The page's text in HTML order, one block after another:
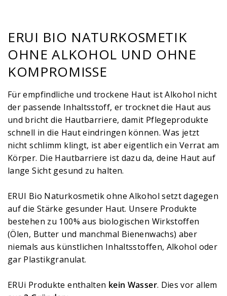
ERUI BIO NATURKOSMETIK
OHNE ALKOHOL UND OHNE
KOMPROMISSE
Für empfindliche und trockene Haut ist Alkohol nicht
der passende Inhaltsstoff, er trocknet die Haut aus
und bricht die Hautbarriere, damit Pflegeprodukte
schnell in die Haut eindringen können. Was jetzt
nicht schlimm klingt, ist aber eigentlich ein Verrat am
Körper. Die Hautbarriere ist dazu da, deine Haut auf
lange Sicht gesund zu halten.
ERUI Bio Naturkosmetik ohne Alkohol setzt dagegen
auf die Stärke gesunder Haut. Unsere Produkte
bestehen zu 100% aus biologischen Wirkstoffen
(Ölen, Butter und manchmal Bienenwachs) aber
niemals aus künstlichen Inhaltsstoffen, Alkohol oder
gar Plastikgranulat.
ERUi Produkte enthalten kein Wasser. Dies vor allem